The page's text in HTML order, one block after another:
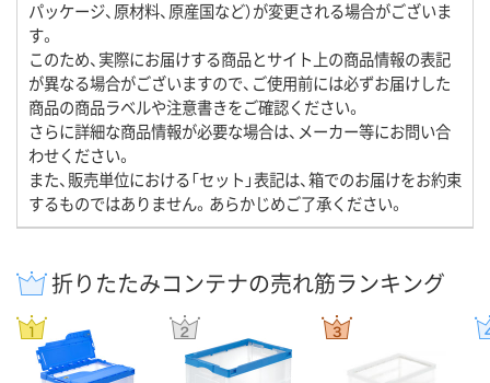
パッケージ、原材料、原産国など）が変更される場合がございま
す。
このため、実際にお届けする商品とサイト上の商品情報の表記
が異なる場合がございますので、ご使用前には必ずお届けした
商品の商品ラベルや注意書きをご確認ください。
さらに詳細な商品情報が必要な場合は、メーカー等にお問い合
わせください。
また、販売単位における「セット」表記は、箱でのお届けをお約束
するものではありません。あらかじめご了承ください。
折りたたみコンテナの売れ筋ランキング